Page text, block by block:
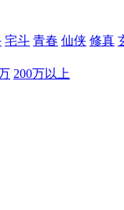
宅斗 青春 仙侠 修真
200万以上